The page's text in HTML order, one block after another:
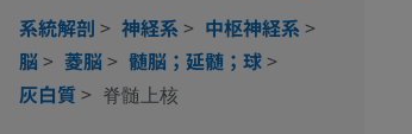
系統解剖 > 神経系> 中枢神経系>
脳> 菱脳> 髄脳；延髄；球>
灰白質> 脊髄上核